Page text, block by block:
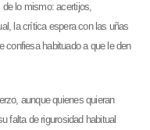
lo mismo: acertijos,
la crítica espera con las uñas
confiesa habituado a que le den
aunque quienes quieran
falta de rigurosidad habitual